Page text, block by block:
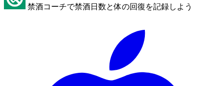
禁酒コーチで禁酒日数と体の回復を記録しよう